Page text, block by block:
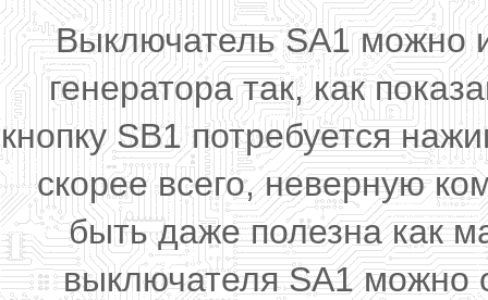
Выключатель SA1 можно
генератора так, как
кнопку SB1 потребуется
скорее всего, неверную
быть даже полезна как
выключателя SA1 можно